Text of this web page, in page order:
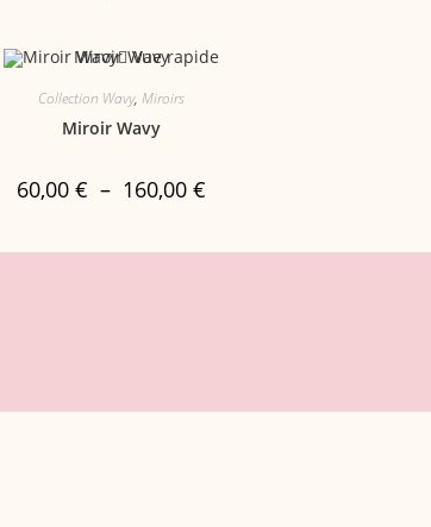
Vue rapide
Collection Wavy,Miroirs
Miroir Wavy
60,00€ – 160,00€